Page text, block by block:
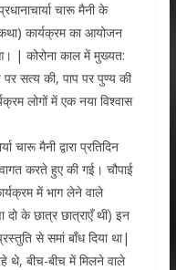
चारू मैनी के
कार्यक्रम का आयोजन
| कोरोना काल में मुख्यत:
सत्य की, पाप पर पुण्य की
लोगों में एक नया विश्वास
चारू मैनी द्वारा प्रतिदिन
करते हुए की गई। चौपाई
में भाग लेने वाले
दो के छात्र छात्राएँ थीं) इन
से समां बाँध दिया था|
थे, बीच-बीच में मिलने वाले